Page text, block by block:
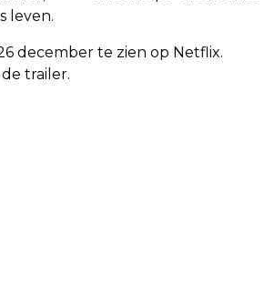
leven.
december te zien op Netflix.
trailer.